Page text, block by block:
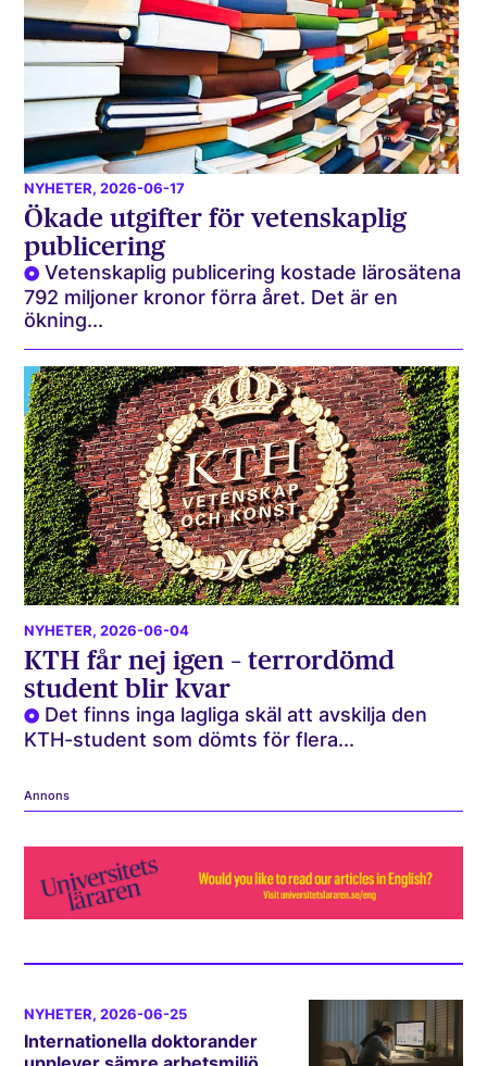
NYHETER, 2026-06-17
Ökade utgifter för vetenskaplig
publicering
Vetenskaplig publicering kostade lärosätena
792 miljoner kronor förra året. Det är en
ökning...
NYHETER, 2026-06-04
KTH får nej igen – terrordömd
student blir kvar
Det finns inga lagliga skäl att avskilja den
KTH-student som dömts för flera...
Annons
NYHETER, 2026-06-25
Internationella doktorander